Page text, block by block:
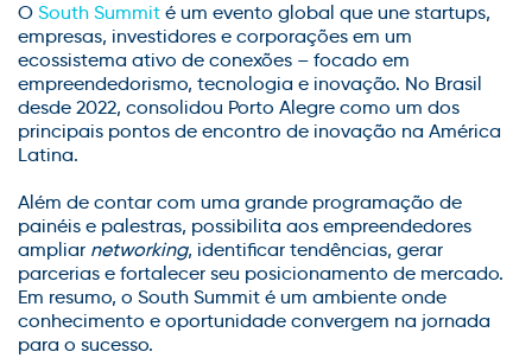
O South Summit é um evento global que une startups,
empresas, investidores e corporações em um
ecossistema ativo de conexões – focado em
empreendedorismo, tecnologia e inovação. No Brasil
desde 2022, consolidou Porto Alegre como um dos
principais pontos de encontro de inovação na América
Latina.
Além de contar com uma grande programação de
painéis e palestras, possibilita aos empreendedores
ampliar networking, identificar tendências, gerar
parcerias e fortalecer seu posicionamento de mercado.
Em resumo, o South Summit é um ambiente onde
conhecimento e oportunidade convergem na jornada
para o sucesso.